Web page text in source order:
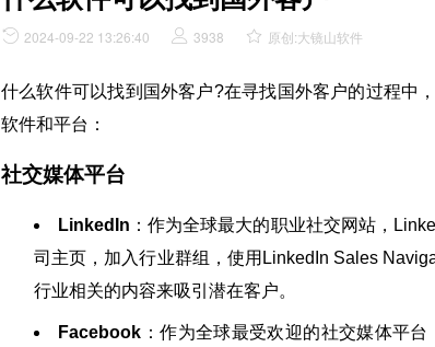
2024-09-22 13:26:40 3938 原创:大镜山软件
什么软件可以找到国外客户?在寻找国外客户的过程中
软件和平台：
社交媒体平台
LinkedIn ：作为全球最大的职业社交网站，
司主页，加入行业群组，使用LinkedIn Sales
行业相关的内容来吸引潜在客户。
Facebook ：作为全球最受欢迎的社交媒体平